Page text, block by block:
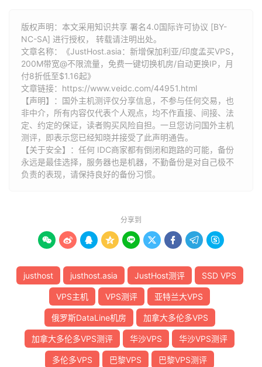
版权声明：本文采用知识共享 署名4.0国际许可协议 [BY-
NC-SA] 进行授权， 转载请注明出处。
文章名称：《JustHost.asia：新增保加利亚/印度孟买VPS，
200M带宽@不限流量，免费一键切换机房/自动更换IP，月
付8折低至$1.16起》
文章链接： https://www.veidc.com/44951.html
【声明】：国外主机测评仅分享信息，不参与任何交易，也
非中介，所有内容仅代表个人观点，均不作直接、间接、法
定、约定的保证，读者购买风险自担。一旦您访问国外主机
测评，即表示您已经知晓并接受了此声明通告。
【关于安全】：任何 IDC商家都有倒闭和跑路的可能，备份
永远是最佳选择，服务器也是机器，不勤备份是对自己极不
负责的表现，请保持良好的备份习惯。
分享到
        
justhost justhost.asia JustHost测评 SSD VPS
VPS主机 VPS测评 亚特兰大VPS
俄罗斯DataLine机房 加拿大多伦多VPS
加拿大多伦多VPS测评 华沙VPS 华沙VPS测评
多伦多VPS 巴黎VPS 巴黎VPS测评